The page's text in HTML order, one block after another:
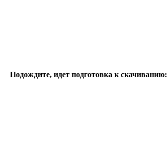
Подождите, идет подготовка к скачиванию: